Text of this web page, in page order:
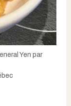
Yen par